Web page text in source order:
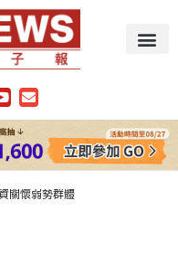
關懷弱勢群體